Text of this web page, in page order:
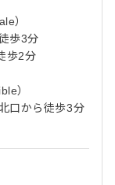
）
歩3分
歩2分
）
口から徒歩3分